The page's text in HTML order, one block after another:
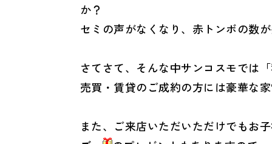
か？
セミの声がなくなり、赤トンボの数
さてさて、そんな中サンコスモでは「
売買・賃貸のご成約の方には豪華な
また、ご来店いただいただけでもお